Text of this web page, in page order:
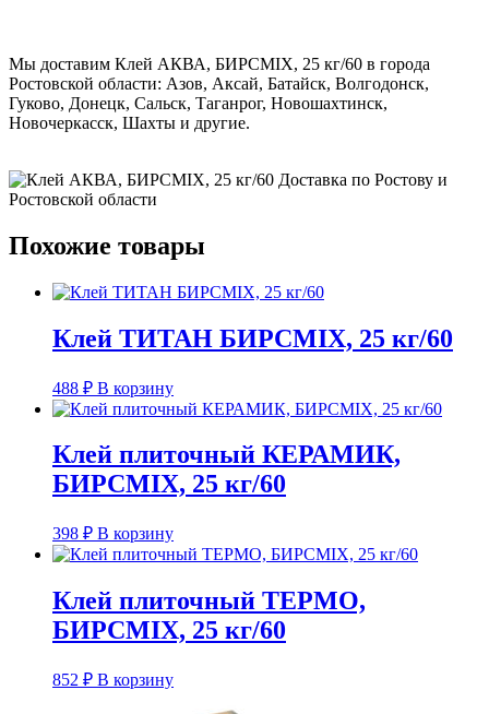
Мы доставим Клей АКВА, БИРСMIX, 25 кг/60 в города
Ростовской области: Азов, Аксай, Батайск, Волгодонск,
Гуково, Донецк, Сальск, Таганрог, Новошахтинск,
Новочеркасск, Шахты и другие.
Похожие товары
Клей ТИТАН БИРСМIX, 25 кг/60
488 ₽ В корзину
Клей плиточный КЕРАМИК,
БИРСMIX, 25 кг/60
398 ₽ В корзину
Клей плиточный ТЕРМО,
БИРСMIX, 25 кг/60
852 ₽ В корзину